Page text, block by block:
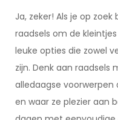
Ja, zeker! Als je op
raadsels om de
leuke opties die zowel
zijn. Denk aan raadsels
alledaagse voorwerpen
en waar ze plezier aan